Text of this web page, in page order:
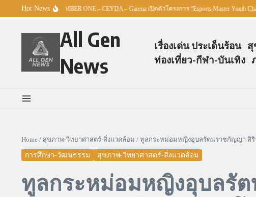
Skip to content
Hot News
ศธ. – TO BE NUMBER ONE – CEYDA – Garena เปิดตัวโครงการ “Esports Master Youth
All Gen
News
เรื่องเด่น ประเด็นร้อน สุ
ท่องเที่ยว-กีฬา-บันเทิง
Home / สุขภาพ-วิทยาศาสตร์-สิ่งแวดล้อม / ทูลกระหม่อมหญิงอุบลรัตนราชกัญญา สิริ
การศึกษา-วัฒนธรรม สุขภาพ-วิทยาศาสตร์-สิ่งแวดล้อม
ทูลกระหม่อมหญิงอุบลรั